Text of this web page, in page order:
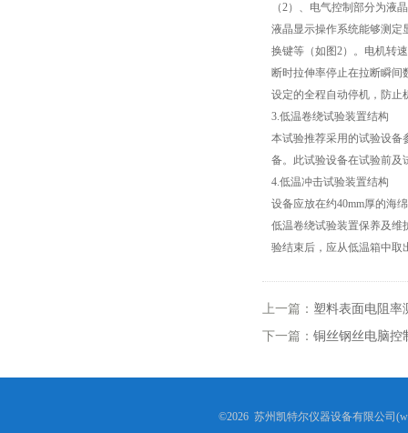
（2）、电气控制部分为液
液晶显示操作系统能够测定
换键等（如图2）。电机转
断时拉伸率停止在拉断瞬
设定的全程自动停机，防止
3.低温卷绕试验装置结构
本试验推荐采用的试验设备
备。此试验设备在试验前及
4.低温冲击试验装置结构
设备应放在约40mm厚的海
低温卷绕试验装置保养及维
验结束后，应从低温箱中取
上一篇： 塑料表面电阻率
下一篇： 铜丝钢丝电脑控
©2026 苏州凯特尔仪器设备有限公司